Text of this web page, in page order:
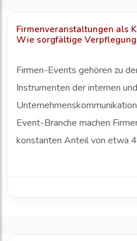
Firmenveranstaltungen als
Wie sorgfältige
Firmen-Events gehören zu
Instrumenten der internen
Event-Branche machen
konstanten Anteil von etwa